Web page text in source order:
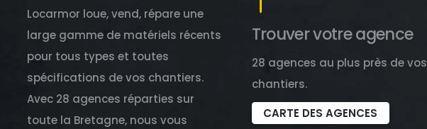
Locarmor loue, vend, répare une
large gamme de matériels récents
pour tous types et toutes
spécifications de vos chantiers.
Avec 28 agences réparties sur
toute la Bretagne, nous vous
Trouver votre agence
28 agences au plus près de vos
chantiers.
CARTE DES AGENCES